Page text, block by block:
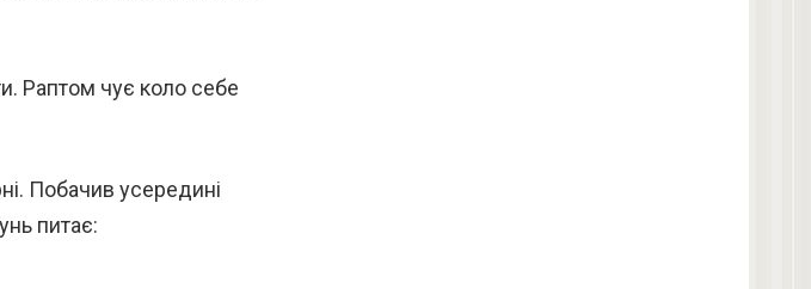
Раптом чує коло себе
Побачив усередині
питає: